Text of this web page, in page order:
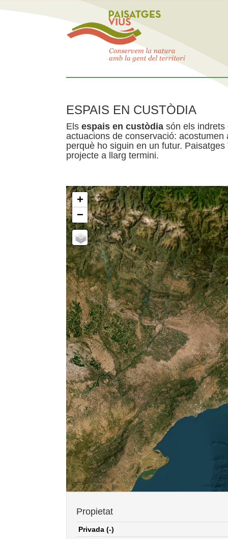
ESPAIS EN CUSTÒDIA
Els espais en custòdia són els indrets
actuacions de conservació:
perquè ho siguin en un futur.
projecte a llarg termini.
+
−
Propietat
Privada (-)